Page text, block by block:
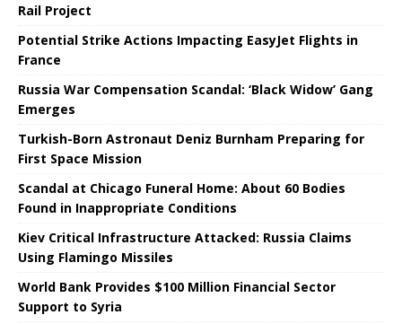
Rail Project
Potential Strike Actions Impacting EasyJet Flights in
France
Russia War Compensation Scandal: ‘Black Widow’ Gang
Emerges
Turkish-Born Astronaut Deniz Burnham Preparing for
First Space Mission
Scandal at Chicago Funeral Home: About 60 Bodies
Found in Inappropriate Conditions
Kiev Critical Infrastructure Attacked: Russia Claims
Using Flamingo Missiles
World Bank Provides $100 Million Financial Sector
Support to Syria